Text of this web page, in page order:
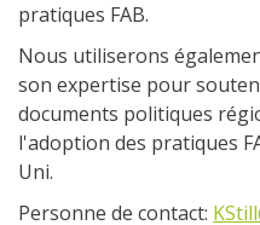
pratiques FAB.
Nous utiliserons
son expertise pour
documents politiques
l'adoption des pratiques
Uni.
Personne de contact: